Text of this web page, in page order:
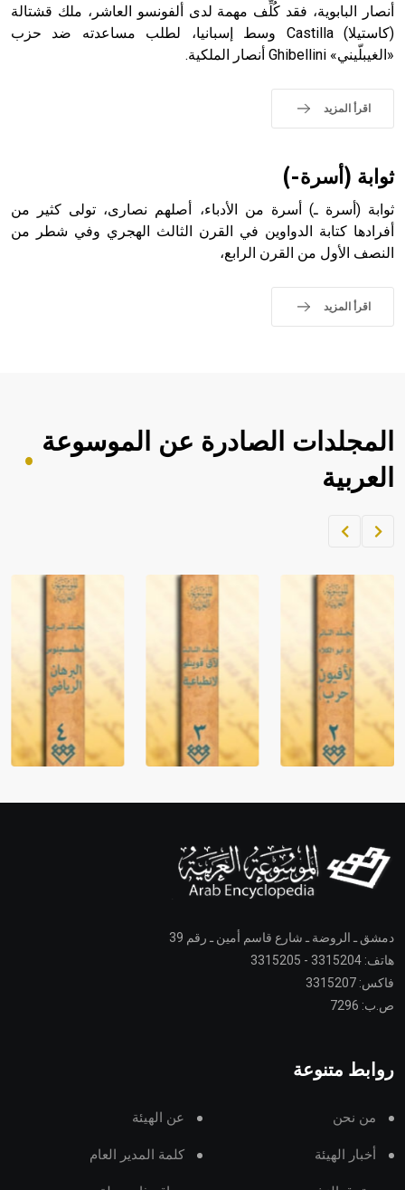
- هل تعلم أن الأبجدية الكنعانية تتألف من /22/ علامة كتابية
sign تكتب منفصلة غير متصلة، وتعتمد المبدأ الأكوروفوني،
حيث تقتصر القيمة الصوتية للعلامة الك
أنصار البابوية، فقد كُلِّف مهمة لدى ألفونسو العاشر، ملك قشتالة
(كاستيلا) Castilla وسط إسبانيا، لطلب مساعدته ضد حزب
«الغيبلّيني» Ghibellini أنصار الملكية.
اقرأ المزيد
ثوابة (أسرة-)
ثوابة (أسرة ـ) أسرة من الأدباء، أصلهم نصارى، تولى كثير من
أفرادها كتابة الدواوين في القرن الثالث الهجري وفي شطر من
النصف الأول من القرن الرابع،
اقرأ المزيد
المجلدات الصادرة عن الموسوعة
العربية
دمشق ـ الروضة ـ شارع قاسم أمين ـ رقم 39
هاتف: 3315204 - 3315205
فاكس: 3315207
ص.ب: 7296
روابط متنوعة
من نحن عن الهيئة
أخبار الهيئة كلمة المدير العام